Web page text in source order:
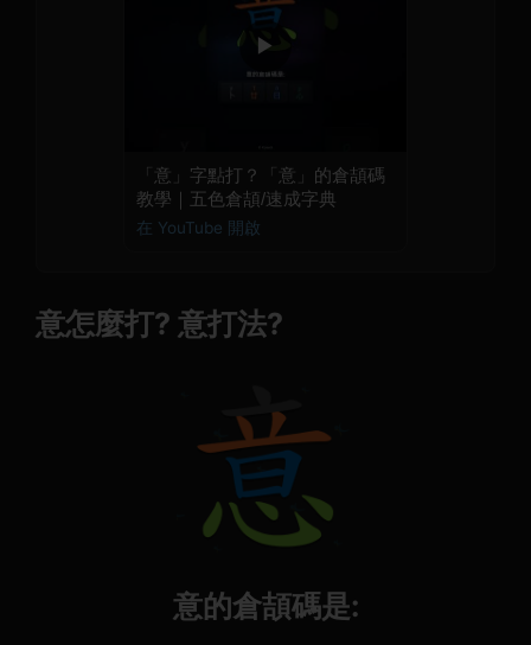
▶
「意」字點打？「意」的倉頡碼
教學｜五色倉頡/速成字典
在 YouTube 開啟
意怎麼打? 意打法?
意的倉頡碼是: